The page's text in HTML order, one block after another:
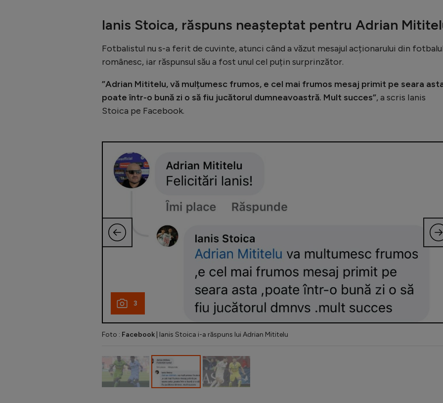
Ianis Stoica, răspuns neașteptat pentru Adrian
Fotbalistul nu s-a ferit de cuvinte, atunci când a văzut mesajul acționarului din
românesc, iar răspunsul său a fost unul cel puțin surprinzător.
”Adrian Mititelu, vă mulțumesc frumos, e cel mai frumos mesaj primit pe seara
poate într-o bună zi o să fiu jucătorul dumneavoastră. Mult succes”, a scris Ianis
Stoica pe Facebook.
3
Foto : Facebook | Ianis Stoica i-a răspuns lui Adrian Mititelu